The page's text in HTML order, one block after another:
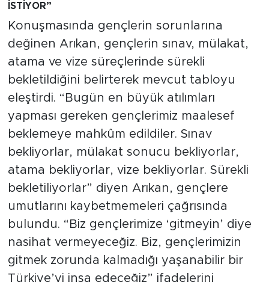
İST İYOR”
Konuşmasında gençlerin sorunlarına
değinen Arıkan, gençlerin sınav, mülakat,
atama ve vize süreçlerinde sürekli
bekletildiğini belirterek mevcut tabloyu
eleştirdi. “Bugün en büyük atılımları
yapması gereken gençlerimiz maalesef
beklemeye mahkûm edildiler. Sınav
bekliyorlar, mülakat sonucu bekliyorlar,
atama bekliyorlar, vize bekliyorlar. Sürekli
bekletiliyorlar” diyen Arıkan, gençlere
umutlarını kaybetmemeleri çağrısında
bulundu. “Biz gençlerimize ‘gitmeyin’ diye
nasihat vermeyeceğiz. Biz, gençlerimizin
gitmek zorunda kalmadığı yaşanabilir bir
Türkiye’yi inşa edeceğiz” ifadelerini